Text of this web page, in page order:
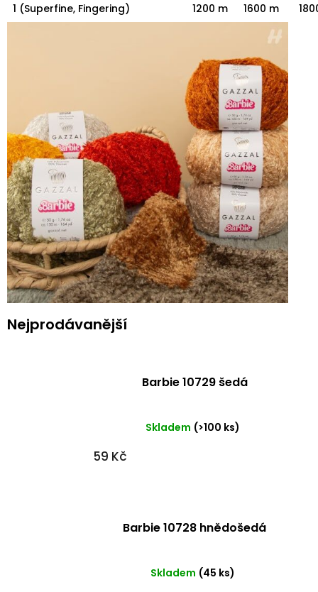
1 (Superfine, Fingering)
1200 m 1600 m
Nejprodávanější
Barbie 10729 šedá
Skladem (>100 ks)
59 Kč
Barbie 10728 hnědošedá
Skladem (45 ks)